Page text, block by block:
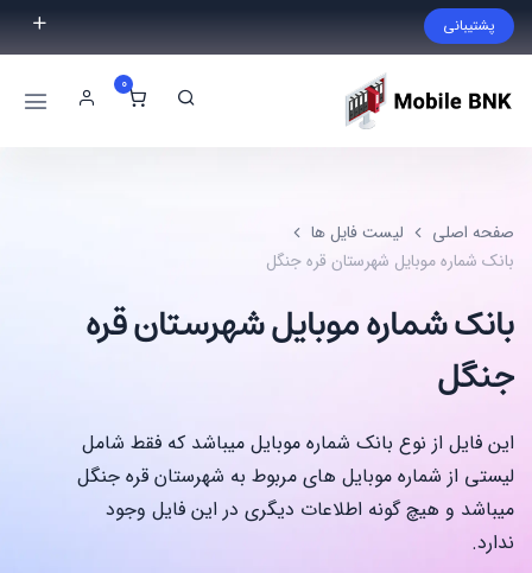
پشتیبانی
فایل مورد نظر خود را پیدا نکردید؟ با ما تماس بگیرید.
09999868721
0
صفحه اصلی
لیست فایل ها
بانک شماره موبایل شهرستان قره جنگل
بانک شماره موبایل شهرستان قره
جنگل
این فایل از نوع بانک شماره موبایل میباشد که فقط شامل
لیستی از شماره موبایل های مربوط به شهرستان قره جنگل
میباشد و هیچ گونه اطلاعات دیگری در این فایل وجود
ندارد.